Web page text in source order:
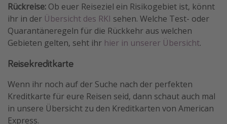
Rückreise: Ob euer Reiseziel ein Risikogebiet ist, könnt
ihr in der Übersicht des RKI sehen. Welche Test- oder
Quarantäneregeln für die Rückkehr aus welchen
Gebieten gelten, seht ihr hier in unserer Übersicht.
Reisekreditkarte
Wenn ihr noch auf der Suche nach der perfekten
Kreditkarte für eure Reisen seid, dann schaut auch mal
in unsere Übersicht zu den Kreditkarten von American
Express.